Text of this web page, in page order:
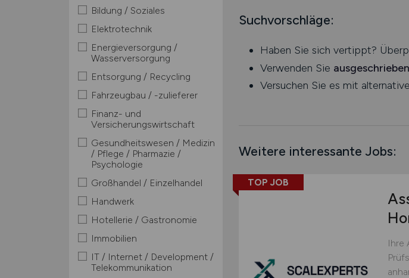
Bildung / Soziales
Elektrotechnik
Energieversorgung /
Wasserversorgung
Entsorgung / Recycling
Fahrzeugbau / -zulieferer
Finanz- und
Versicherungswirtschaft
Gesundheitswesen / Medizin
/ Pflege / Pharmazie /
Psychologie
Großhandel / Einzelhandel
Handwerk
Hotellerie / Gastronomie
Immobilien
IT / Internet / Development /
Telekommunikation
Suchvorschläge:
Haben Sie sich vertippt?
Verwenden Sie
Versuchen Sie es mit
Weitere interessante Jobs:
TOP JOB
Ihre